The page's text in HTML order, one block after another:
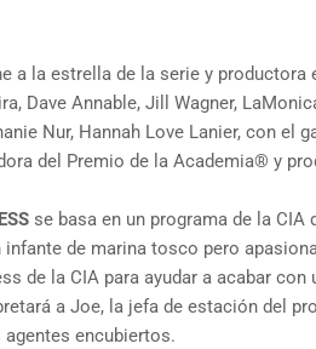
a la estrella de la serie y productora
Dave Annable, Jill Wagner,
Nur, Hannah Love Lanier, con el
del Premio de la Academia® y
se basa en un programa de la CIA
infante de marina tosco pero
de la CIA para ayudar a acabar
a Joe, la jefa de estación del
agentes encubiertos.